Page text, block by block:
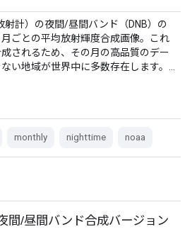
射計）の夜間/昼間バンド（DNB）の
ごとの平均放射輝度合成画像。これ
されるため、その月の高品質のデー
い地域が世界中に多数存在します。…
monthly nighttime noaa
間/昼間バンド合成バージョン